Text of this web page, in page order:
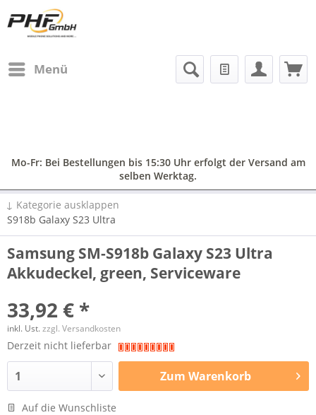
Menü
Mo-Fr: Bei Bestellungen bis 15:30 Uhr erfolgt der Versand am
selben Werktag.
↓ Kategorie ausklappen
S918b Galaxy S23 Ultra
Samsung SM-S918b Galaxy S23 Ultra
Akkudeckel, green, Serviceware
33,92 € *
inkl. Ust.zzgl. Versandkosten
Derzeit nicht lieferbar
Zum Warenkorb
Auf die Wunschliste